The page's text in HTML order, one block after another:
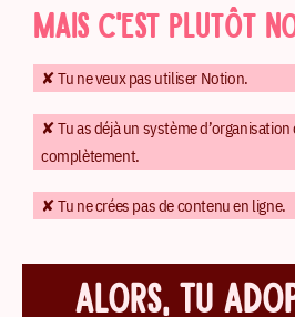
MAIS C'EST PLUTÔT
✘ Tu ne veux pas utiliser Notion.
✘ Tu as déjà un système
complètement.
✘ Tu ne crées pas de contenu en ligne.
ALORS, TU